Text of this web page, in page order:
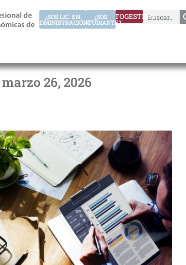
AUTOGESTION
¿SOS
ESTUDIANTE?
¿SOS LIC. EN
ADMINISTRACIÓN?
marzo 26, 2026